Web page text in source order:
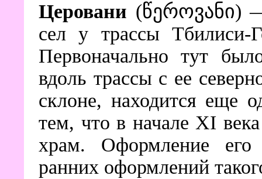
Церовани (წეროვანი) —
сел у трассы Тбилиси-
Первоначально тут
вдоль трассы с ее
склоне, находится еще
тем, что в начале XI
храм. Оформление его
ранних оформлений